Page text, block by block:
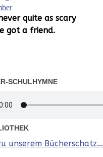
quite as scary
got a friend.
SCHULHYMNE
unserem Bücherschatz…